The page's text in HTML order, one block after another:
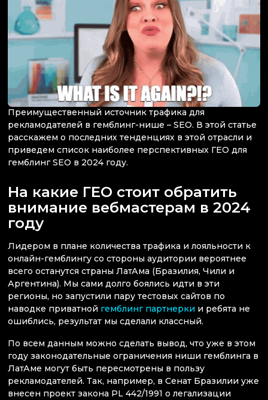
Преимущественный источник трафика для
рекламодателей в гемблинг-нише – SEO. В этой статье
расскажем о последних тенденциях в этой отрасли и
приведем список наиболее перспективных ГЕО для
гемблинг SEO в 2024 году.
На какие ГЕО стоит обратить
внимание вебмастерам в 2024
году
Лидером в плане количества трафика и лояльности к
онлайн-гемблингу со стороны аудитории вероятнее
всего останутся страны ЛатАма (Бразилия, Чили и
Аргентина). Мы сами долго боялись идти в эти
регионы, но запустили пару тестовых сайтов по
наводке приватной гемблинг партнерки и ребята не
ошиблись, результат мы сделали классный.
По всем данным можно сделать вывод, что уже в этом
году законодательные ограничения ниши гемблинга в
ЛатАме могут быть пересмотрены в пользу
рекламодателей. Так, например, в Сенат Бразилии уже
внесен проект закона PL 442/1991 о легализации